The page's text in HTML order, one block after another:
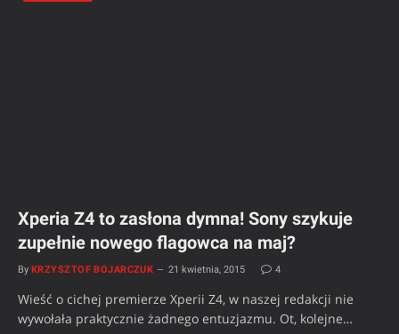
Xperia Z4 to zasłona dymna! Sony szykuje
zupełnie nowego flagowca na maj?
By KRZYSZTOF BOJARCZUK 21 kwietnia, 2015 4
Wieść o cichej premierze Xperii Z4, w naszej redakcji nie
wywołała praktycznie żadnego entuzjazmu. Ot, kolejne…